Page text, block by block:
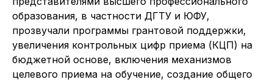
образования, в частности ДГТУ и ЮФУ,
прозвучали программы грантовой поддержки,
увеличения контрольных цифр приема (КЦП) на
бюджетной основе, включения механизмов
целевого приема на обучение, создание общего